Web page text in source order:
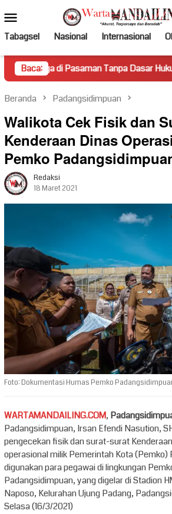
ke
kontenMobile
Tabagsel Nasional Internasional
Baca:Tanpa Dasar Hukum Picu
Beranda Padangsidimpuan
Walikota Cek Fisik dan
Kenderaan Dinas
Pemko
Redaksi
18 Maret 2021
Foto: Dokumentasi Humas Pemko
WARTAMANDAILING.COM,
Padangsidimpuan, Irsan Efendi Nasution,
pengecekan fisik dan surat-surat
operasional milik Pemerintah Kota
digunakan para pegawai di lingkungan
Padangsidimpuan, yang digelar di Stadion
Naposo, Kelurahan Ujung Padang,
Selasa (16/3/2021)